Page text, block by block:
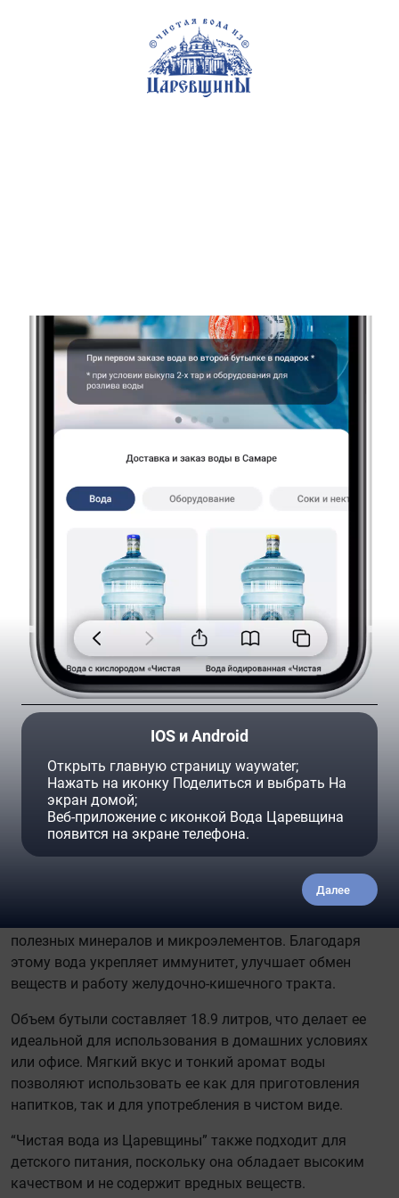
Каталог
Вода йодированная 18,9 л. «Чистая вода
из Царевщины»
Химический состав
Питьевая вода, обогащенная кислородом и йодом:
укрепляет иммунитет, улучшает память и внимание.
Прекрасная профилактика йододефицита.
“Чистая вода из Царевщины” - это природная
йодированная вода, добываемая из глубинных
подземных источников. Она обладает уникальным
полезных минералов и микроэлементов. Благодаря
этому вода укрепляет иммунитет, улучшает обмен
веществ и работу желудочно-кишечного тракта.
Объем бутыли составляет 18.9 литров, что делает ее
идеальной для использования в домашних условиях
или офисе. Мягкий вкус и тонкий аромат воды
позволяют использовать ее как для приготовления
напитков, так и для употребления в чистом виде.
“Чистая вода из Царевщины” также подходит для
детского питания, поскольку она обладает высоким
качеством и не содержит вредных веществ.
IOS и Android
Открыть главную страницу waywater;
Нажать на иконку Поделиться и выбрать На
экран домой;
Веб-приложение с иконкой Вода Царевщина
появится на экране телефона.
Далее
Ваш город —Самара?
Да Изменить